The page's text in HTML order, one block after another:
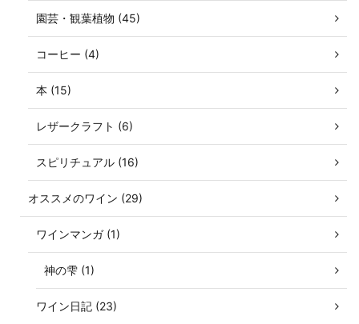
園芸・観葉植物 (45)
コーヒー (4)
本 (15)
レザークラフト (6)
スピリチュアル (16)
オススメのワイン (29)
ワインマンガ (1)
神の雫 (1)
ワイン日記 (23)